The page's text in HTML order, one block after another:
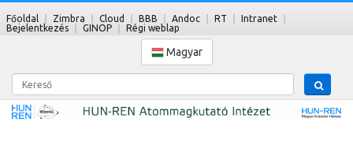
Főoldal Zimbra Cloud BBB Andoc RT
Intranet
Bejelentkezés
GINOP Régi weblap
Magyar
Kereső